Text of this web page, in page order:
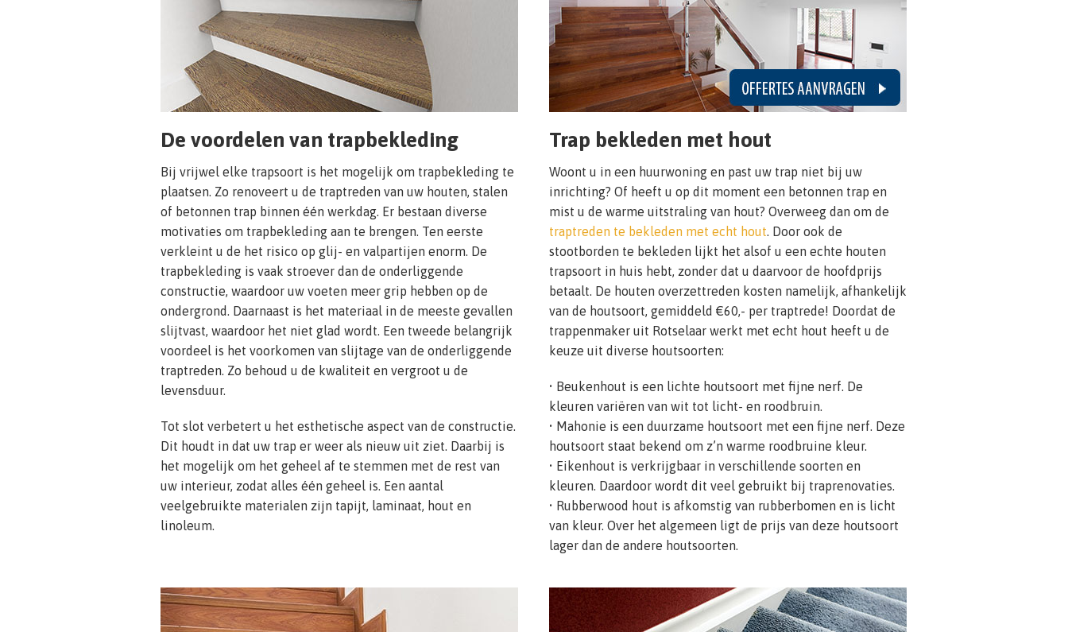
De voordelen van trapbekleding
Bij vrijwel elke trapsoort is het mogelijk om trapbekleding te
plaatsen. Zo renoveert u de traptreden van uw houten, stalen
of betonnen trap binnen één werkdag. Er bestaan diverse
motivaties om trapbekleding aan te brengen. Ten eerste
verkleint u de het risico op glij- en valpartijen enorm. De
trapbekleding is vaak stroever dan de onderliggende
constructie, waardoor uw voeten meer grip hebben op de
ondergrond. Daarnaast is het materiaal in de meeste gevallen
slijtvast, waardoor het niet glad wordt. Een tweede belangrijk
voordeel is het voorkomen van slijtage van de onderliggende
traptreden. Zo behoud u de kwaliteit en vergroot u de
levensduur.
Tot slot verbetert u het esthetische aspect van de constructie.
Dit houdt in dat uw trap er weer als nieuw uit ziet. Daarbij is
het mogelijk om het geheel af te stemmen met de rest van
uw interieur, zodat alles één geheel is. Een aantal
veelgebruikte materialen zijn tapijt, laminaat, hout en
linoleum.
Trap bekleden met hout
Woont u in een huurwoning en past uw trap niet bij uw
inrichting? Of heeft u op dit moment een betonnen trap en
mist u de warme uitstraling van hout? Overweeg dan om de
traptreden te bekleden met echt hout. Door ook de
stootborden te bekleden lijkt het alsof u een echte houten
trapsoort in huis hebt, zonder dat u daarvoor de hoofdprijs
betaalt. De houten overzettreden kosten namelijk, afhankelijk
van de houtsoort, gemiddeld €60,- per traptrede! Doordat de
trappenmaker uit Rotselaar werkt met echt hout heeft u de
keuze uit diverse houtsoorten:
• Beukenhout is een lichte houtsoort met fijne nerf. De
kleuren variëren van wit tot licht- en roodbruin.
• Mahonie is een duurzame houtsoort met een fijne nerf. Deze
houtsoort staat bekend om z’n warme roodbruine kleur.
• Eikenhout is verkrijgbaar in verschillende soorten en
kleuren. Daardoor wordt dit veel gebruikt bij traprenovaties.
• Rubberwood hout is afkomstig van rubberbomen en is licht
van kleur. Over het algemeen ligt de prijs van deze houtsoort
lager dan de andere houtsoorten.